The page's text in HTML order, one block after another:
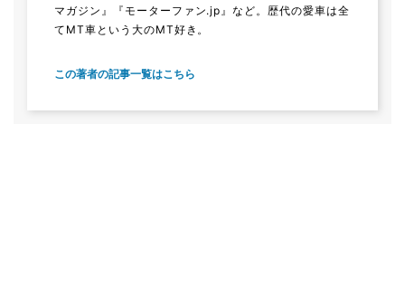
マガジン』『モーターファン.jp』など。歴代の愛車は全
てMT車という大のMT好き。
この著者の記事一覧はこちら